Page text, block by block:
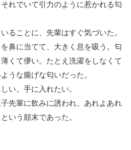
れでいて引力のように惹かれる匂
ることに、先輩はすぐ気づいた。
鼻に当てて、大きく息を吸う。匂
くて儚い。たとえ洗濯をしなくて
うな朧げな匂いだった。
。手に入れたい。
先輩に飲みに誘われ、あれよあれ
いう顛末であった。